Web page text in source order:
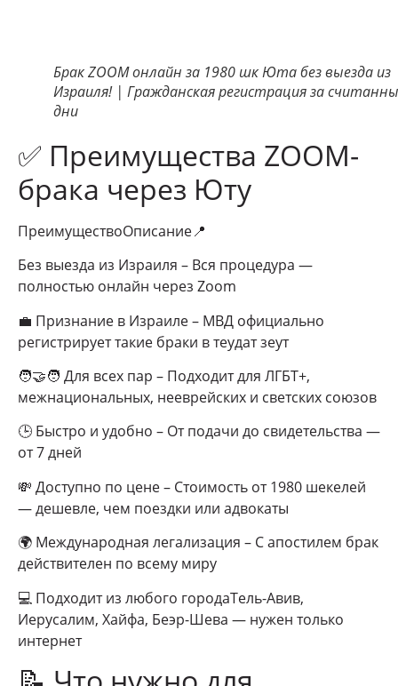
Брак ZOOM онлайн за 1980 шк Юта без выезда из
Израиля! | Гражданская регистрация за
дни
✅ Преимущества ZOOM-
брака через Юту
ПреимуществоОписание📍
Без выезда из Израиля – Вся процедура —
полностью онлайн через Zoom
💼 Признание в Израиле – МВД официально
регистрирует такие браки в теудат зеут
🧑‍🤝‍🧑 Для всех пар – Подходит для ЛГБТ+,
межнациональных, нееврейских и светских союзов
🕒 Быстро и удобно – От подачи до свидетельства —
от 7 дней
💸 Доступно по цене – Стоимость от 1980 шекелей
— дешевле, чем поездки или адвокаты
🌍 Международная легализация – С апостилем брак
действителен по всему миру
💻 Подходит из любого городаТель-Авив,
Иерусалим, Хайфа, Беэр-Шева — нужен только
интернет